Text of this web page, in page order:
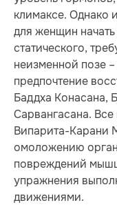
климаксе. Однако
для женщин
статического,
неизменной позе
предпочтение
Баддха Конасана,
Сарвангасана.
Випарита-Карани
омоложению
повреждений
упражнения
движениями.